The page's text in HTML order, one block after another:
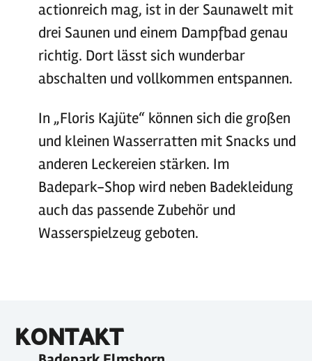
actionreich mag, ist in der Saunawelt mit
drei Saunen und einem Dampfbad genau
richtig. Dort lässt sich wunderbar
abschalten und vollkommen entspannen.
In „Floris Kajüte“ können sich die großen
und kleinen Wasserratten mit Snacks und
anderen Leckereien stärken. Im
Badepark-Shop wird neben Badekleidung
auch das passende Zubehör und
Wasserspielzeug geboten.
KONTAKT